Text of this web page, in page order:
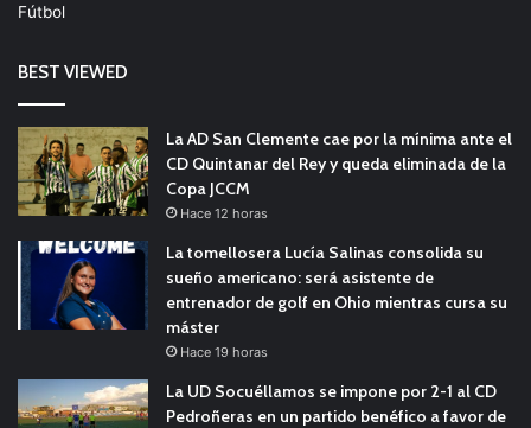
Fútbol
BEST VIEWED
La AD San Clemente cae por la mínima ante el
CD Quintanar del Rey y queda eliminada de la
Copa JCCM
Hace 12 horas
La tomellosera Lucía Salinas consolida su
sueño americano: será asistente de
entrenador de golf en Ohio mientras cursa su
máster
Hace 19 horas
La UD Socuéllamos se impone por 2-1 al CD
Pedroñeras en un partido benéfico a favor de